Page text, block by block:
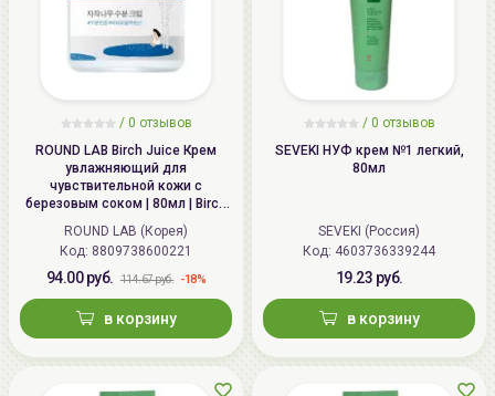
/ 0 отзывов
ROUND LAB Birch Juice Крем
увлажняющий для
чувствительной кожи с
березовым соком | 80мл | Birch
Juice Moisturizing Cream
ROUND LAB (Корея)
Код: 8809738600221
94.00 руб. 114.67 руб. -18%
в корзину
/ 0 отзывов
SEVEKI НУФ крем №1 легкий,
80мл
SEVEKI (Россия)
Код: 4603736339244
19.23 руб.
в корзину